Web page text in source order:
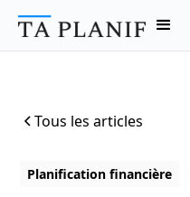
Tous les articles
Planification financière